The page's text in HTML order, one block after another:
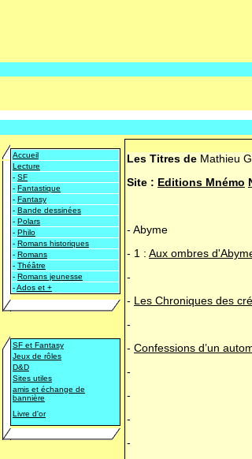
Accueil
Lecture
- SF
- Fantastique
- Fantasy
- Bande dessinées
- Polars
- Philo
- Romans historiques
- Romans
- Théâtre
- Romans jeunesse
-Ados et +
SF et Fantasy
Jeux de rôles
D&D
Sites utiles
amis et échange de
bannière
Livre d'or
Les Titres de Mathieu
Site : Editions Mnémo
- Abyme
- 1 : Aux ombres
-
- Les Chroniques des
-
- Confessions d’un
-
-
-
-